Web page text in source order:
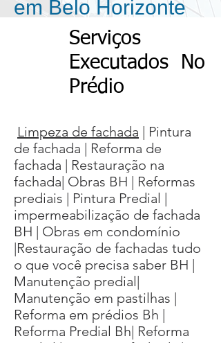
em Belo Horizonte
Serviços
Executados No
Prédio
Limpeza de fachada | Pintura
de fachada | Reforma de
fachada | Restauração na
fachada| Obras BH | Reformas
prediais | Pintura Predial |
impermeabilização de fachada
BH | Obras em condomínio
|Restauração de fachadas tudo
o que você precisa saber BH |
Manutenção predial|
Manutenção em pastilhas |
Reforma em prédios Bh |
Reforma Predial Bh| Reforma